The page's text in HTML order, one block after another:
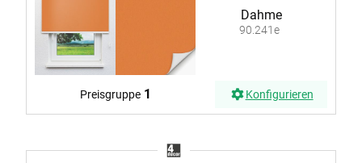
Dahme
90.241e
Preisgruppe 1 Konfigurieren